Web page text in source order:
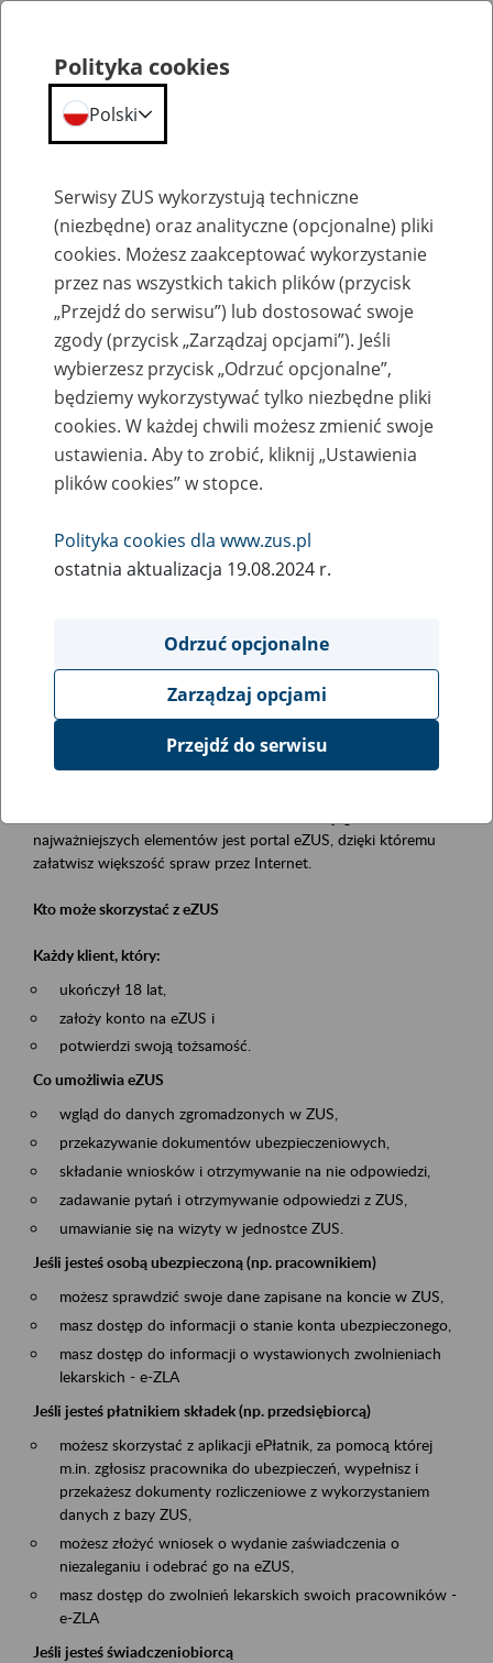
Szkolenia
Zaproś ZUS do siebie - zakładanie profili
eZUS w siedzibie Twojej firmy
Rodzaj wydarzenia
Szkolenia
Obszar merytoryczny
obsługa klientów
Opis wydarzenia
Platforma Usług Elektronicznych eZUS
najważniejszych elementów jest portal eZUS, dzięki któremu
załatwisz większość spraw przez Internet.
Kto może skorzystać z eZUS
Każdy klient, który:
ukończył 18 lat,
założy konto na eZUS i
potwierdzi swoją tożsamość.
Co umożliwia eZUS
wgląd do danych zgromadzonych w ZUS,
przekazywanie dokumentów ubezpieczeniowych,
składanie wniosków i otrzymywanie na nie odpowiedzi,
zadawanie pytań i otrzymywanie odpowiedzi z ZUS,
umawianie się na wizyty w jednostce ZUS.
Jeśli jesteś osobą ubezpieczoną (np. pracownikiem)
możesz sprawdzić swoje dane zapisane na koncie w ZUS,
masz dostęp do informacji o stanie konta ubezpieczonego,
masz dostęp do informacji o wystawionych zwolnieniach
lekarskich - e-ZLA
Jeśli jesteś płatnikiem składek (np. przedsiębiorcą)
możesz skorzystać z aplikacji ePłatnik, za pomocą której
m.in. zgłosisz pracownika do ubezpieczeń, wypełnisz i
przekażesz dokumenty rozliczeniowe z wykorzystaniem
danych z bazy ZUS,
możesz złożyć wniosek o wydanie zaświadczenia o
niezaleganiu i odebrać go na eZUS,
masz dostęp do zwolnień lekarskich swoich pracowników -
e-ZLA
Jeśli jesteś świadczeniobiorcą
Polityka cookies
Polski
Serwisy ZUS wykorzystują techniczne
(niezbędne) oraz analityczne (opcjonalne) pliki
cookies. Możesz zaakceptować wykorzystanie
przez nas wszystkich takich plików (przycisk
„Przejdź do serwisu”) lub dostosować swoje
zgody (przycisk „Zarządzaj opcjami”). Jeśli
wybierzesz przycisk „Odrzuć opcjonalne”,
będziemy wykorzystywać tylko niezbędne pliki
cookies. W każdej chwili możesz zmienić swoje
ustawienia. Aby to zrobić, kliknij „Ustawienia
plików cookies” w stopce.
Polityka cookies dla www.zus.pl
ostatnia aktualizacja 19.08.2024 r.
Odrzuć opcjonalne
Zarządzaj opcjami
Przejdź do serwisu